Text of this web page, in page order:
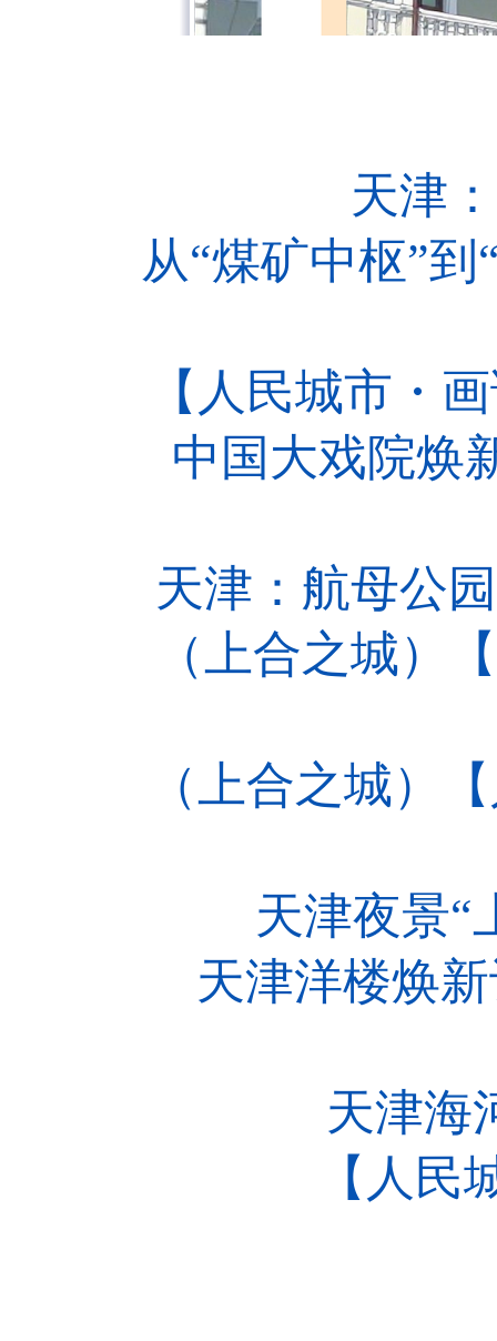
天津
从“煤矿中枢”
【人民城市・
中国大戏院焕
天津：航母公
（上合之城）
（上合之城）
天津夜景“
天津洋楼焕
天津海
【人民